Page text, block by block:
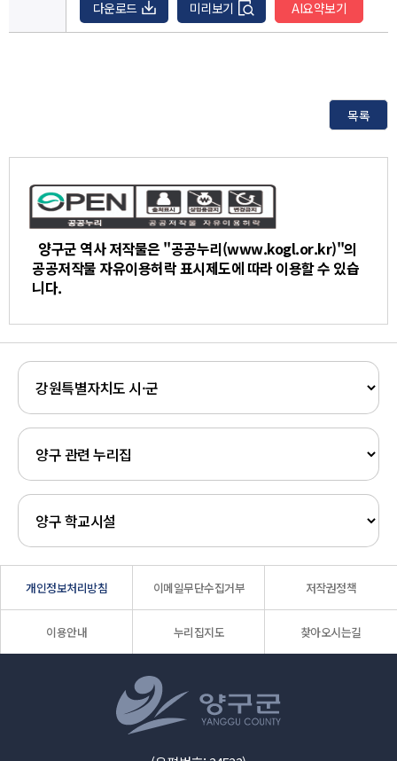
다운로드 미리보기
목록
양구군 역사 저작물은 "공공누리(www.kogl.or.kr)"의
공공저작물 자유이용허락 표시제도에 따라 이용할 수 있습
니다.
개인정보처리방침 이메일무단수집거부 저작권정책
이용안내 누리집지도 찾아오시는길